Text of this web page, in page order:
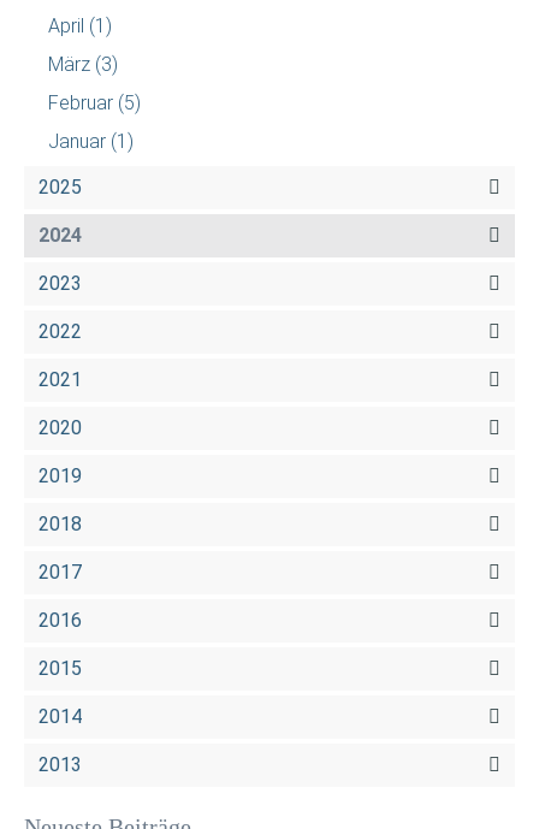
April (1)
März (3)
Februar (5)
Januar (1)
2025
2024
2023
2022
2021
2020
2019
2018
2017
2016
2015
2014
2013